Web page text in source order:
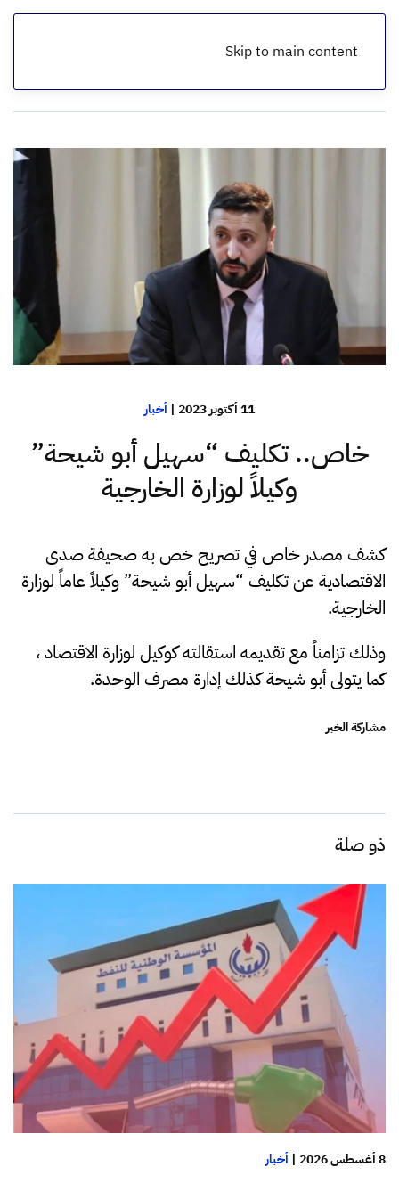
Skip to main content
الرئيسية
11 أكتوبر 2023 | أخبار
خاص.. تكليف “سهيل أبو شيحة”
وكيلاً لوزارة الخارجية
كشف مصدر خاص في تصريح خص به صحيفة صدى
الاقتصادية عن تكليف “سهيل أبو شيحة” وكيلاً عاماً لوزارة
الخارجية.
وذلك تزامناً مع تقديمه استقالته كوكيل لوزارة الاقتصاد ،
كما يتولى أبو شيحة كذلك إدارة مصرف الوحدة.
مشاركة الخبر
ذو صلة
8 أغسطس 2026 | أخبار